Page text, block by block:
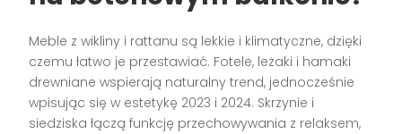
Meble z wikliny i rattanu są lekkie i klimatyczne, dzięki
czemu łatwo je przestawiać. Fotele, leżaki i hamaki
drewniane wspierają naturalny trend, jednocześnie
wpisując się w estetykę 2023 i 2024. Skrzynie i
siedziska łączą funkcję przechowywania z relaksem,